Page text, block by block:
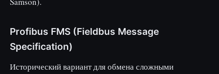
Profibus FMS (Fieldbus Message
Specification)
Исторический вариант для обмена сложными